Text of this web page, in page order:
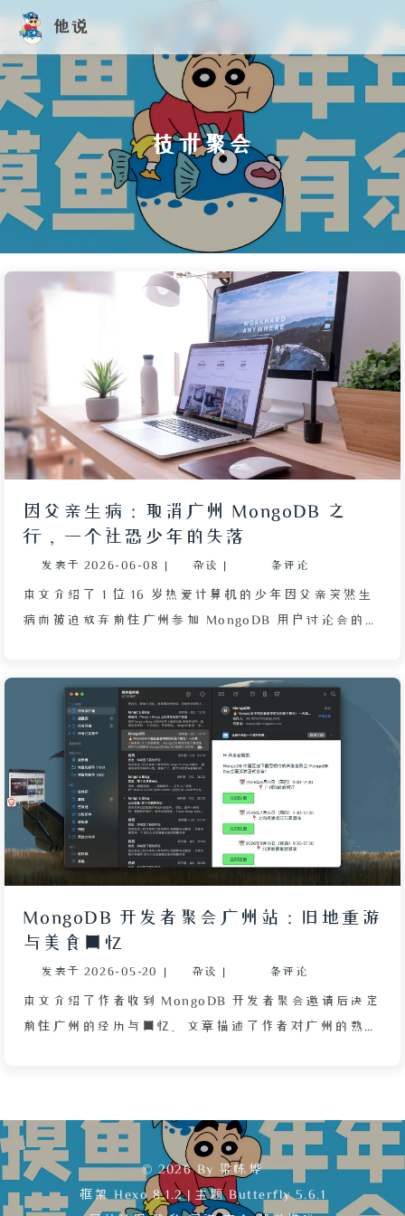
他说
技术聚会
因父亲生病：取消广州 MongoDB 之
行，一个社恐少年的失落
发表于 2026-06-08 | 杂谈 | 条评论
本文介绍了 1 位 16 岁热爱计算机的少年因父亲突然生
病而被迫放弃前往广州参加 MongoDB 用户讨论会的经
父亲生病的意外，种种迹象最终指向取消行程的结论。
文中坦诚表达了对陌生社交场合的恐惧——自认为有社
恐，且对 MongoDB 了解有限，日常更常用 Neon 等其
他数据库，甚至是在 DeepSeek 的提及下才知道
MongoDB 是一种 JSON 类型数据库。作者回忆了此前
上技校机电专业时期待落空的挫败感，并担忧此次会议
可能与那次经历相似。尽管理解父亲生病并非任何人过
错，但情绪仍需时间消化。已发货且无法退款的电脑包
的自己表达了歉意，并强调这并非自身之错。全文通过
细腻的心理描写，呈现了少年面对计划突变的无奈与成
长中的自我和解。
MongoDB 开发者聚会广州站：旧地重游
与美食回忆
发表于 2026-05-20 | 杂谈 | 条评论
本文介绍了作者收到 MongoDB 开发者聚会邀请后决定
前往广州的经历与回忆。文章描述了作者对广州的熟悉
忆了广州炎热的天气、高铁站附近的闷热感受、昂贵的
酒店住宿与更实惠的招待所选择，以及深巷中凉水铺的
糖水、艇仔粥等美食带来的味觉记忆。此外，文章提到
了网上订票时需要填写个人信息，作者特意使用域名邮
© 2026 By 梁栋烨
框架Hexo 8.1.2 | 主题Butterfly 5.6.1